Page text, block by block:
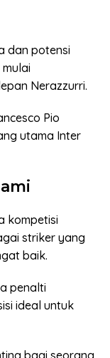
dan potensi
Nerazzurri.
Pio
utama Inter
kompetisi
striker yang
baik.
penalti
ideal untuk
bagi seorang